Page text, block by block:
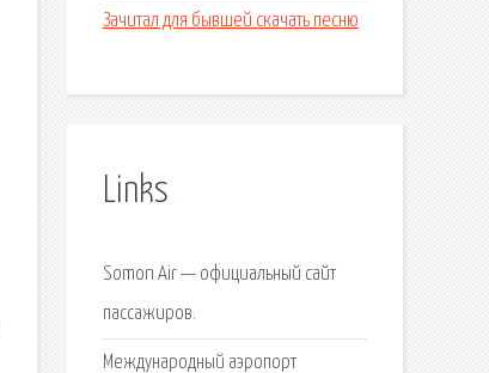
Зачитал для бывшей скачать песню
Links
Somon Air — официальный сайт
пассажиров.
Международный аэропорт